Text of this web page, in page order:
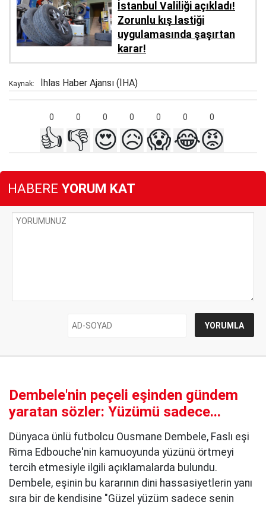
İstanbul Valiliği açıkladı!
Zorunlu kış lastiği
uygulamasında şaşırtan
karar!
Kaynak: İhlas Haber Ajansı (İHA)
0 0 0 0 0 0 0
👍 👎 😍😥😱😂😡
HABERE YORUM KAT
Dembele'nin peçeli eşinden gündem
yaratan sözler: Yüzümü sadece...
Dünyaca ünlü futbolcu Ousmane Dembele, Faslı eşi
Rima Edbouche'nin kamuoyunda yüzünü örtmeyi
tercih etmesiyle ilgili açıklamalarda bulundu.
Dembele, eşinin bu kararının dini hassasiyetlerin yanı
sıra bir de kendisine "Güzel yüzüm sadece senin